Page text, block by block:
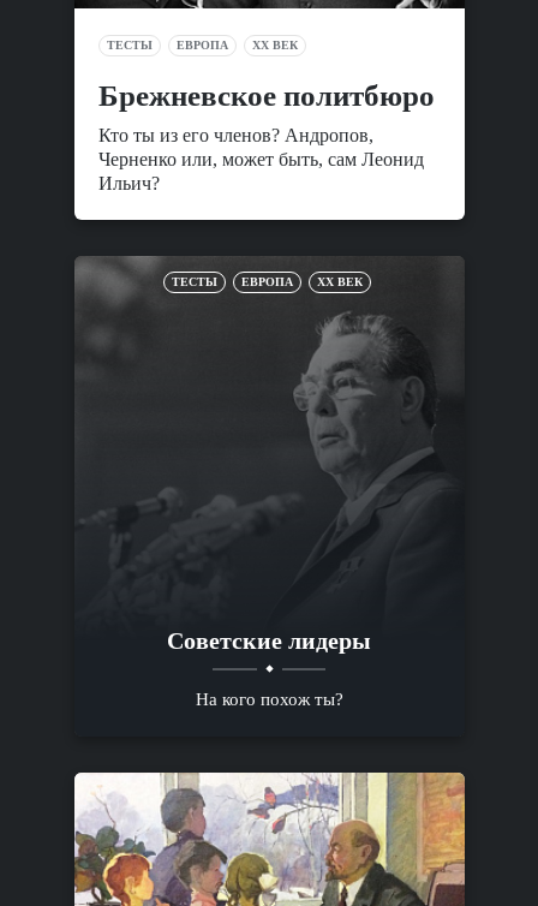
ТЕСТЫ ЕВРОПА XX ВЕК
Брежневское политбюро
Кто ты из его членов? Андропов,
Черненко или, может быть, сам Леонид
Ильич?
ТЕСТЫ ЕВРОПА XX ВЕК
Советские лидеры
На кого похож ты?